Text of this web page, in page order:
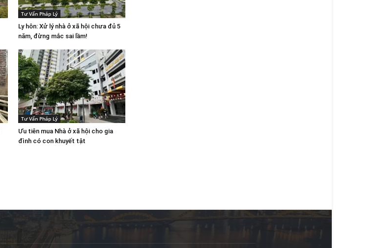
Tư Vấn Pháp Lý
Ly hôn: Xử lý nhà ở xã hội chưa đủ 5
năm, đừng mắc sai lầm!
Tư Vấn Pháp Lý
Ưu tiên mua Nhà ở xã hội cho gia
đình có con khuyết tật